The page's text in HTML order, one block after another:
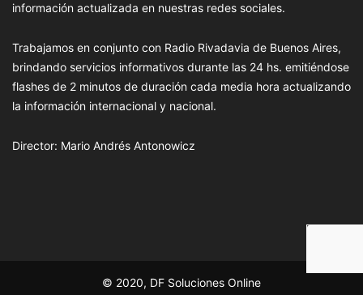
información actualizada en nuestras redes sociales.
Trabajamos en conjunto con Radio Rivadavia de Buenos Aires,
brindando servicios informativos durante las 24 hs. emitiéndose
flashes de 2 minutos de duración cada media hora actualizando
la información internacional y nacional.
Director: Mario Andrés Antonowicz
© 2020, DF Soluciones Online